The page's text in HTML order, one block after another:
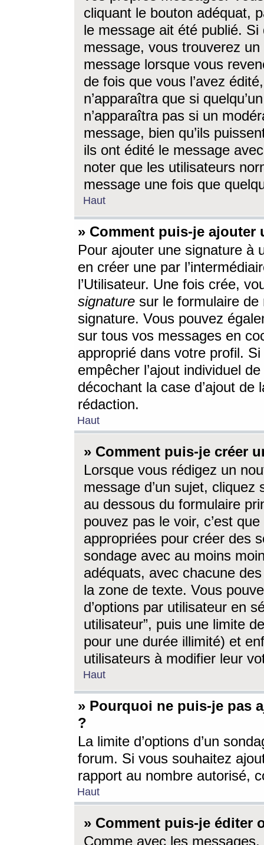
cliquant le bouton adéquat,
le message ait été publié. Si
message, vous trouverez
message lorsque vous
de fois que vous l’avez
n’apparaîtra que si
n’apparaîtra pas si un
message, bien qu’ils
ils ont édité le message
noter que les utilisateurs
message une fois que
Haut
» Comment puis-je ajouter
Pour ajouter une signature à
en créer une par
l’Utilisateur. Une fois crée,
signature sur le formulaire de
signature. Vous pouvez
sur tous vos messages en
approprié dans votre profil.
empêcher l’ajout individuel
décochant la case d’ajout
rédaction.
Haut
» Comment puis-je créer
Lorsque vous rédigez un
message d’un sujet, cliquez
au dessous du formulaire
pouvez pas le voir, c’est
appropriées pour créer des
sondage avec au moins
adéquats, avec chacune
la zone de texte. Vous
d’options par utilisateur en
utilisateur”, puis une limite
pour une durée illimité) et
utilisateurs à modifier leur
Haut
» Pourquoi ne puis-je pas
?
La limite d’options d’un
forum. Si vous souhaitez
rapport au nombre autorisé,
Haut
» Comment puis-je éditer
Comme avec les